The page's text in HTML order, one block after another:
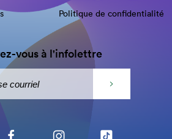
Politique de confidentialité
vous à l'infolettre